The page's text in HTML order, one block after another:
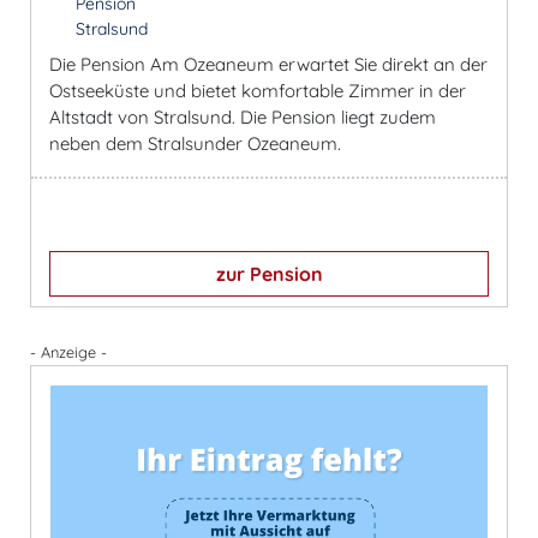
Stralsund
Die Pension Am Ozeaneum erwartet Sie direkt an der
Ostseeküste und bietet komfortable Zimmer in der
Altstadt von Stralsund. Die Pension liegt zudem
neben dem Stralsunder Ozeaneum.
zur Pension
- Anzeige -